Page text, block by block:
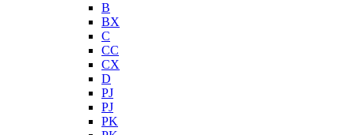
B
BX
C
CC
CX
D
PJ
PJ
PK